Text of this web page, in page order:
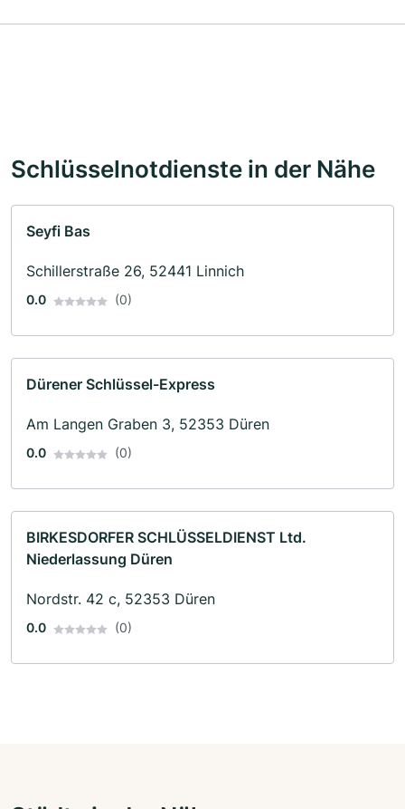
Schlüsselnotdienste in der Nähe
Seyfi Bas
Schillerstraße 26, 52441 Linnich
0.0 (0)
Dürener Schlüssel-Express
Am Langen Graben 3, 52353 Düren
0.0 (0)
BIRKESDORFER SCHLÜSSELDIENST Ltd.
Niederlassung Düren
Nordstr. 42 c, 52353 Düren
0.0 (0)